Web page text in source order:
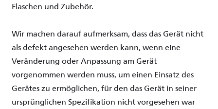
Flaschen undZubehör.
Wirmachendaraufaufmerksam,dassdasGerätnicht
alsdefektangesehenwerden kann,wenneine
VeränderungoderAnpassungamGerät
vorgenommenwerden muss, umeinen Einsatzdes
Geräteszuermöglichen, für den dasGerätin seiner
ursprünglichenSpezifikation nichtvorgesehenwar